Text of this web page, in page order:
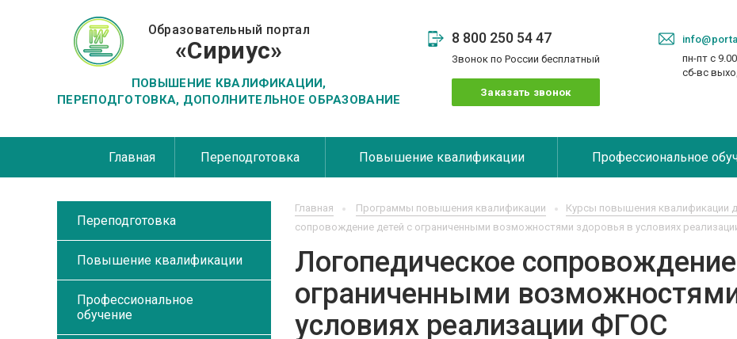
Образовательный портал
«Сириус»
ПОВЫШЕНИЕ КВАЛИФИКАЦИИ,
ПЕРЕПОДГОТОВКА, ДОПОЛНИТЕЛЬНОЕ ОБРАЗОВАНИЕ
8 800 250 54 47
Звонок по России бесплатный
Заказать звонок
пн-пт с
сб-вс
Главная Переподготовка Повышение квалификации Профессиональное
Главная Программы повышения квалификации Курсы повышения квалификации
сопровождение детей с ограниченными возможностями здоровья в условиях
Логопедическое
ограниченными
условиях реализации ФГОС
Переподготовка
Повышение квалификации
Профессиональное
обучение